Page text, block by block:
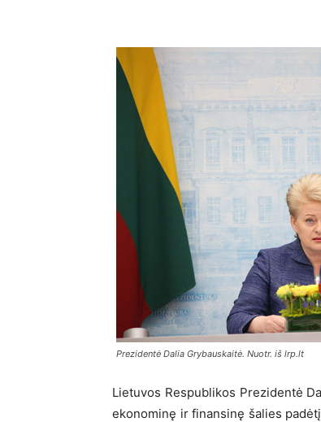
Prezidentė Dalia Grybauskaitė. Nuotr. iš lrp.lt
Lietuvos Respublikos Prezidentė
ekonominę ir finansinę šalies